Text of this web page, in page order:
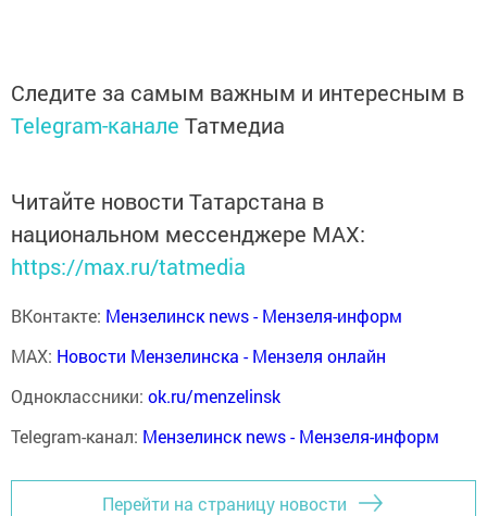
Следите за самым важным и интересным в
Telegram-канале Татмедиа
Читайте новости Татарстана в
национальном мессенджере MАХ:
https://max.ru/tatmedia
ВКонтакте: Мензелинск news - Мензеля-информ
MAX: Новости Мензелинска - Мензеля онлайн
Одноклассники: ok.ru/menzelinsk
Telegram-канал: Мензелинск news - Мензеля-информ
Перейти на страницу новости